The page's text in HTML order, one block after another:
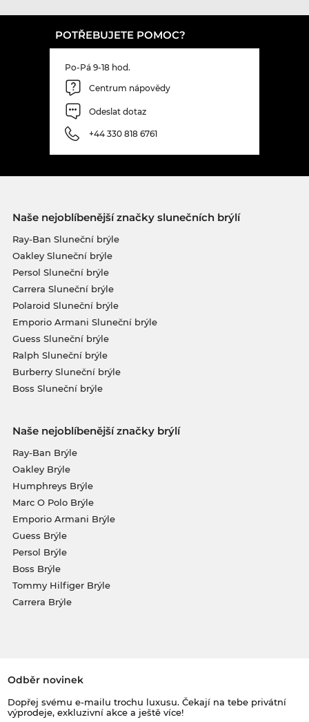
POTŘEBUJETE POMOC?
Po-Pá 9-18 hod.
Centrum nápovědy
Odeslat dotaz
+44 330 818 6761
Naše nejoblíbenější značky slunečních brýlí
Ray-Ban Sluneční brýle
Oakley Sluneční brýle
Persol Sluneční brýle
Carrera Sluneční brýle
Polaroid Sluneční brýle
Emporio Armani Sluneční brýle
Guess Sluneční brýle
Ralph Sluneční brýle
Burberry Sluneční brýle
Boss Sluneční brýle
Naše nejoblíbenější značky brýlí
Ray-Ban Brýle
Oakley Brýle
Humphreys Brýle
Marc O Polo Brýle
Emporio Armani Brýle
Guess Brýle
Persol Brýle
Boss Brýle
Tommy Hilfiger Brýle
Carrera Brýle
Odběr novinek
Dopřej svému e-mailu trochu luxusu. Čekají na tebe privátní
výprodeje, exkluzivní akce a ještě více!